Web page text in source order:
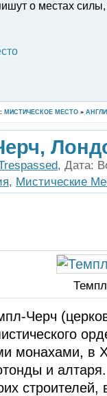
о местах
МИСТИЧЕСКОЕ МЕСТО »
, Дата:
, Мистические
Черч
монахами, в
и